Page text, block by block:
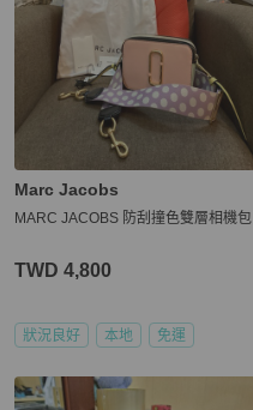
Marc Jacobs
MARC JACOBS 防刮撞色雙層相機包
TWD 4,800
狀況良好 本地 免運